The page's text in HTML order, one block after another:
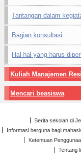
Tantangan dalam
Bagian konsultasi
Hal-hal yang harus
Kuliah Manajemen
Mencari beasiswa
Berita sekolah di
Informasi berguna bagi
Ketentuan
Tentang